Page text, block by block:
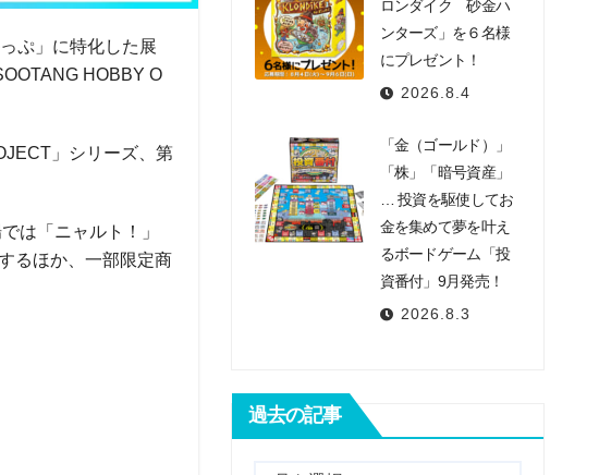
ぷ」に特化した展
HOBBY O
」シリーズ、第
は「ニャルト！」
るほか、一部限定商
ロンダイク 砂金ハ
ンターズ」を６名様
にプレゼント！
2026.8.4
「金（ゴールド）」
「株」「暗号資産」
… 投資を駆使してお
金を集めて夢を叶え
るボードゲーム「投
資番付」9月発売！
2026.8.3
過去の記事